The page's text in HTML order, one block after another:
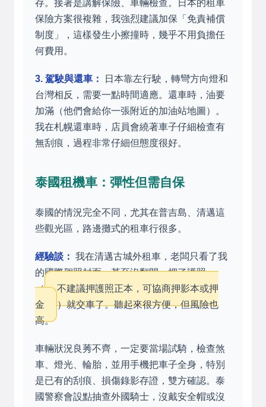
存。接著是講解保險、車輛檢查。日本的租車
保險方案很複雜，我強烈建議加保「免責補償
制度」，這樣發生小擦撞時，幾乎不用負擔任
何費用。
3. 駕駛與還車：
日本靠左行駛，轉彎方向燈和
台灣相反，需要一點時間適應。還車時，油要
加滿（他們會給你一張附近的加油站地圖）。
我在札幌還車時，店員會繞著車子仔細檢查有
無刮痕，過程非常仔細但態度很好。
泰國租機車：彈性但需自保
泰國的情況完全不同，尤其在普吉島、清邁這
些觀光區，路邊攤式的租車行很多。
經驗談： 我在清邁古城外租車，老闆只看了我
的國際駕照封面，甚至沒翻開，押了護照
（
不建議押護照正本，可協商押影本或押
金
）就交車了。聽起來很方便，但風險也
高。
車輛狀況良莠不齊，一定要當場試騎，檢查煞
車、燈光、輪胎，並用手機把車子全身，特別
是已有的刮痕、損傷錄影存證，雙方確認。泰
國警察會設點抽查外國騎士，沒戴安全帽或沒